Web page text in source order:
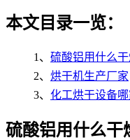
本文目录一览：
1、 硫酸铝用什么
2、 烘干机生产厂家
3、 化工烘干设备
硫酸铝用什么干